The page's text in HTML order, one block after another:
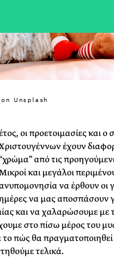
Unsplash
οι προετοιμασίες και ο
έχουν
από τις
και μεγάλοι
να έρθουν οι
να μας αποσπάσουν
και να χαλαρώσουμε με
στο πίσω μέρος του
πώς θα
τελικά.